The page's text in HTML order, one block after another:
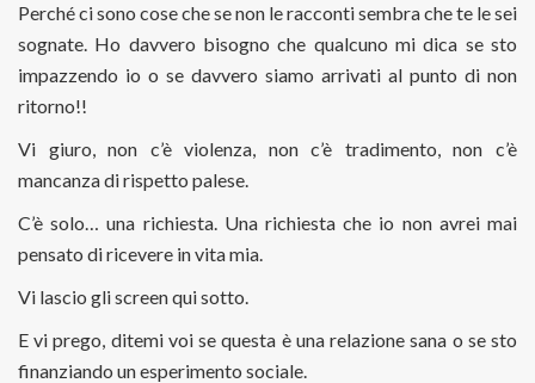
Perché ci sono cose che se non le racconti sembra che te le sei
sognate. Ho davvero bisogno che qualcuno mi dica se sto
impazzendo io o se davvero siamo arrivati al punto di non
ritorno!!
Vi giuro, non c’è violenza, non c’è tradimento, non c’è
mancanza di rispetto palese.
C’è solo… una richiesta. Una richiesta che io non avrei mai
pensato di ricevere in vita mia.
Vi lascio gli screen qui sotto.
E vi prego, ditemi voi se questa è una relazione sana o se sto
finanziando un esperimento sociale.